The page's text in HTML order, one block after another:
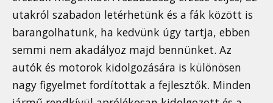
utakról szabadon letérhetünk és a fák között is
barangolhatunk, ha kedvünk úgy tartja, ebben
semmi nem akadályoz majd bennünket. Az
autók és motorok kidolgozására is különösen
nagy figyelmet fordítottak a fejlesztők. Minden